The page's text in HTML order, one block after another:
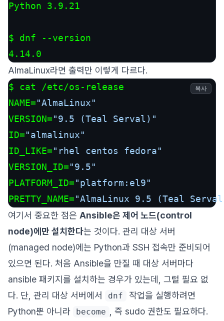
Python 3.9.21
$ dnf --version
4.14.0
AlmaLinux라면 출력만 이렇게 다르다.
$ cat /etc/os-release
NAME="AlmaLinux"
VERSION="9.5 (Teal Serval)"
ID="almalinux"
ID_LIKE="rhel centos fedora"
VERSION_ID="9.5"
PLATFORM_ID="platform:el9"
PRETTY_NAME="AlmaLinux 9.5 (Teal
복사
여기서 중요한 점은 Ansible은 제어 노드(control
node)에만 설치한다는 것이다. 관리 대상 서버
(managed node)에는 Python과 SSH 접속만 준비되어
있으면 된다. 처음 Ansible을 만질 때 대상 서버마다
ansible 패키지를 설치하는 경우가 있는데, 그럴 필요 없
다. 단, 관리 대상 서버에서
dnf
작업을 실행하려면
Python뿐 아니라
become
, 즉 sudo 권한도 필요하다.